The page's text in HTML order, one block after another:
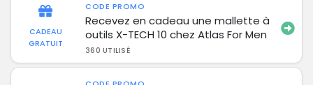
CADEAU
GRATUIT
CODE PROMO
Recevez en cadeau une mallette à
outils X-TECH 10 chez Atlas For Men
360 UTILISÉ